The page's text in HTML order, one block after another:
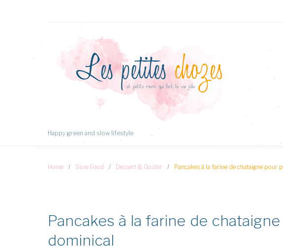
Happy green and slow lifestyle
Home / Slow Food / Dessert & Goûter / Pancakes à la farine de chataigne pour
Pancakes à la farine de
dominical